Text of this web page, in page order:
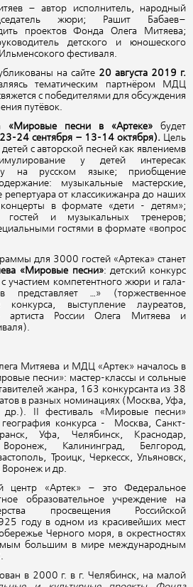
– автор исполнитель, народный
жюри; Рашит Бабаев–
проектов Фонда Олега Митяева;
детского и юношеского
фестиваля.
на сайте 20 августа 2019 г.
тематическим партнёром МДЦ
с победителями для обсуждения
путёвок.
«Мировые песни в «Артеке» будет
23-24 сентября – 13-14 октября). Цель
с авторской песней как явлениемв
у детей интересак
на русском языке; приобщение
музыкальные мастерские,
репертуара от классикижанра до наших
концерты в формате «дети - детям»;
гостей и музыкальных тренеров;
гостями в формате «вопрос
для 3000 гостей «Артека» станет
«Мировые песни»: детский конкурс
участием компетентного жюри и гала-
представляет …» (торжественное
конкурса, выступление лауреатов,
артиста России Олега Митяева и
Митяева и МДЦ «Артек» началось в
песни»: мастер-классы и сольные
жанра, 163 конкурсанта из 38
в разных номинациях (Москва, Уфа,
др.). II фестиваль «Мировые песни»
конкурса - Москва, Санкт-
Уфа, Челябинск, Краснодар,
Калининград, Белгород,
Троицк, Черкесск, Ульяновск,
и др.
центр «Артек» – это Федеральное
образовательное учреждение на
просвещения Российской
году в одном из красивейших мест
Черного моря, в окрестностях
большим в мире международным
в 2000 г. в г. Челябинск, на малой